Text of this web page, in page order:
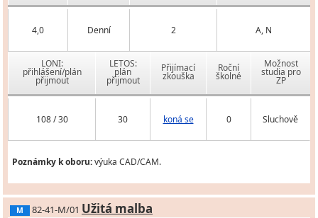
4,0 Denní 2 A, N
LONI:
přihlášení/plán
přijmout
LETOS:
plán
přijmout
Přijímací
zkouška
Roční
školné
Možnost
studia pro
ZP
108 / 30 30 koná se 0 Sluchově
Poznámky k oboru:výuka CAD/CAM.
M 82-41-M/01 Užitá malba